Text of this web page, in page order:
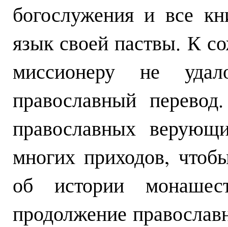
богослужения и все
язык своей паствы. К
миссионеру не
православный
православных
многих приходов,
об истории
продолжение